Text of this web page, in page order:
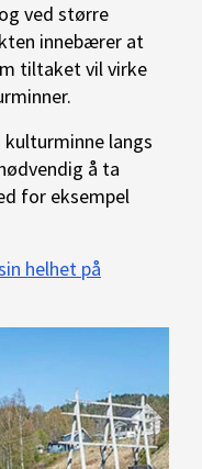
ved større
innebærer at
tiltaket vil virke
langs
å ta
for eksempel
helhet på